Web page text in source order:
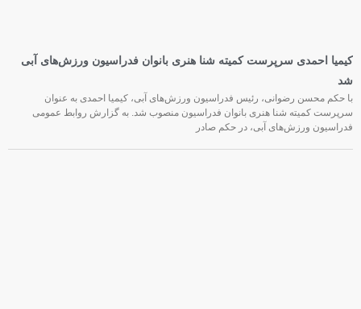
کیمیا احمدی سرپرست کمیته شنا هنری بانوان فدراسیون ورزش‌های آبی
شد
با حکم محسن رضوانی، رئیس فدراسیون ورزش‌های آبی، کیمیا احمدی به عنوان
سرپرست کمیته شنا هنری بانوان فدراسیون منصوب شد. به گزارش روابط عمومی
فدراسیون ورزش‌های آبی، در حکم صادر